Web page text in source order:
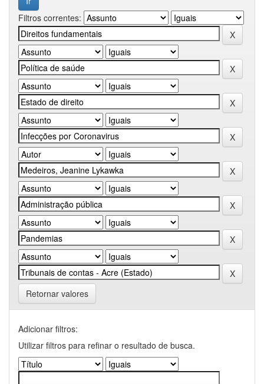
Filtros correntes:
Retornar valores
Adicionar filtros:
Utilizar filtros para refinar o resultado de busca.